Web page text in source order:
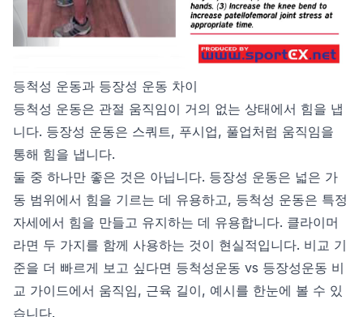
등척성 운동과 등장성 운동 차이
등척성 운동은 관절 움직임이 거의 없는 상태에서 힘을 냅
니다. 등장성 운동은 스쿼트, 푸시업, 풀업처럼 움직임을
통해 힘을 냅니다.
둘 중 하나만 좋은 것은 아닙니다. 등장성 운동은 넓은 가
동 범위에서 힘을 기르는 데 유용하고, 등척성 운동은 특정
자세에서 힘을 만들고 유지하는 데 유용합니다. 클라이머
라면 두 가지를 함께 사용하는 것이 현실적입니다. 비교 기
준을 더 빠르게 보고 싶다면 등척성운동 vs 등장성운동 비
교 가이드에서 움직임, 근육 길이, 예시를 한눈에 볼 수 있
습니다.